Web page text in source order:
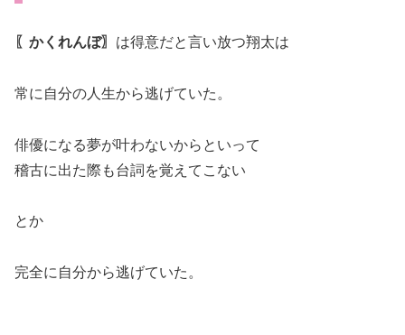
〖かくれんぼ〗 は得意だと言い放つ翔太は
常に自分の人生から逃げていた。
俳優になる夢が叶わないからといって
稽古に出た際も台詞を覚えてこない
とか
完全に自分から逃げていた。